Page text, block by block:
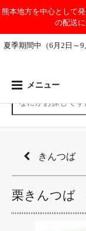
熊本地方を中心として
の配送
夏季期間中（6月2日～
メニュー
きんつば
栗きんつば